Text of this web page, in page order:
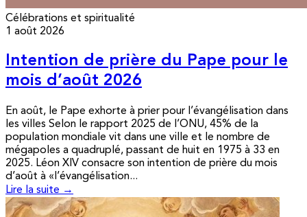
Célébrations et spiritualité
1 août 2026
Intention de prière du Pape pour le
mois d’août 2026
En août, le Pape exhorte à prier pour l’évangélisation dans
les villes Selon le rapport 2025 de l’ONU, 45% de la
population mondiale vit dans une ville et le nombre de
mégapoles a quadruplé, passant de huit en 1975 à 33 en
2025. Léon XIV consacre son intention de prière du mois
d’août à «l’évangélisation...
Lire la suite →